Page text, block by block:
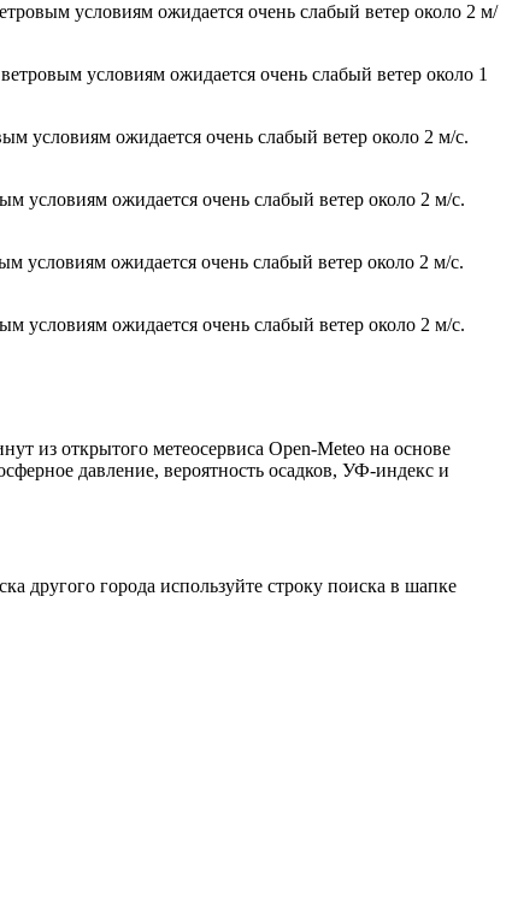
условиям ожидается очень слабый ветер около 2 м/
условиям ожидается очень слабый ветер около 1
условиям ожидается очень слабый ветер около 2 м/с.
условиям ожидается очень слабый ветер около 2 м/с.
условиям ожидается очень слабый ветер около 2 м/с.
условиям ожидается очень слабый ветер около 2 м/с.
из открытого метеосервиса Open-Meteo на основе
давление, вероятность осадков, УФ-индекс и
другого города используйте строку поиска в шапке